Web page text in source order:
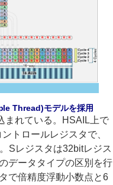
Thread)モデルを採用
れている。HSAIL上で
トロールレジスタで、
Sレジスタは32bitレジス
データタイプの区別を行
で倍精度浮動小数点と6